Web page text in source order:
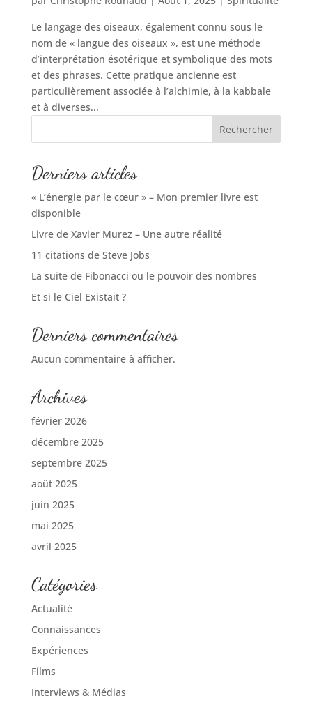
Le langage des oiseaux, également connu sous le
nom de « langue des oiseaux », est une méthode
d’interprétation ésotérique et symbolique des mots
et des phrases. Cette pratique ancienne est
particulièrement associée à l’alchimie, à la kabbale
et à diverses...
Rechercher
Derniers articles
« L’énergie par le cœur » – Mon premier livre est
disponible
Livre de Xavier Murez – Une autre réalité
11 citations de Steve Jobs
La suite de Fibonacci ou le pouvoir des nombres
Et si le Ciel Existait ?
Derniers commentaires
Aucun commentaire à afficher.
Archives
février 2026
décembre 2025
septembre 2025
août 2025
juin 2025
mai 2025
avril 2025
Catégories
Actualité
Connaissances
Expériences
Films
Interviews & Médias